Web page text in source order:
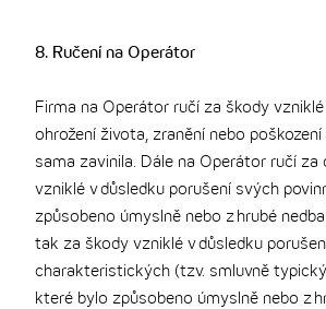
8. Ručení na Operátor
Firma na Operátor ručí za škody vzniklé
ohrožení života, zranění nebo
sama zavinila. Dále na Operátor ručí
vzniklé v důsledku porušení svých
způsobeno úmyslně nebo z hrubé
tak za škody vzniklé v důsledku
charakteristických (tzv. smluvně
které bylo způsobeno úmyslně nebo z